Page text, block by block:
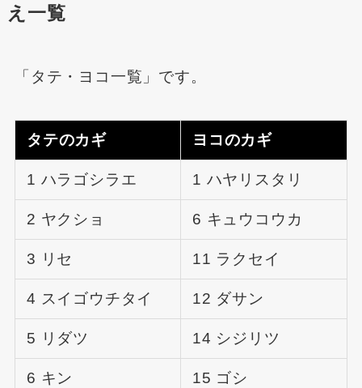
え一覧
「タテ・ヨコ一覧」です。
タテのカギ ヨコのカギ
1 ハラゴシラエ 1 ハヤリスタリ
2 ヤクショ 6 キュウコウカ
3 リセ 11 ラクセイ
4 スイゴウチタイ 12 ダサン
5 リダツ 14 シジリツ
6 キン 15 ゴシ